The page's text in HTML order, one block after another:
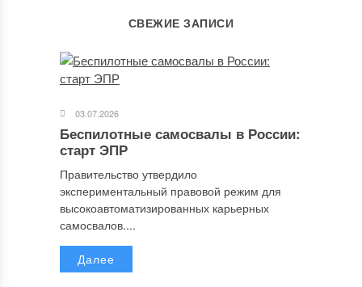
СВЕЖИЕ ЗАПИСИ
03.07.2026
Беспилотные самосвалы в России:
старт ЭПР
Правительство утвердило
экспериментальный правовой режим для
высокоавтоматизированных карьерных
самосвалов....
Далее